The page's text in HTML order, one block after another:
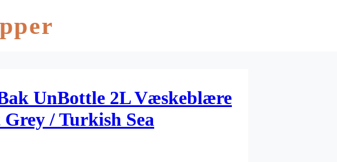
UnBottle 2L Væskeblære
/ Turkish Sea